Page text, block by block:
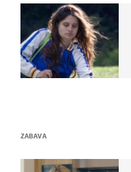
ZABAVA